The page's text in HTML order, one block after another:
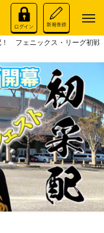
！ フェニックス・リーグ初戦